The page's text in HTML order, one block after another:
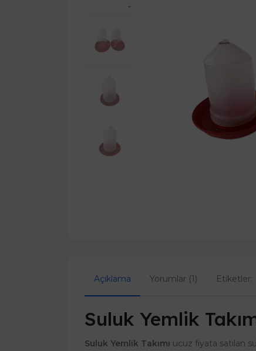
Açıklama Yorumlar (1) Etiketler:
Suluk Yemlik
Suluk Yemlik Takımı ucuz fiyata satılan